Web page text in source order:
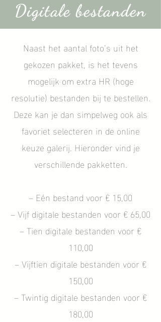
Digitale bestanden
Naast het aantal foto’s uit het
gekozen pakket, is het tevens
mogelijk om extra HR (hoge
resolutie) bestanden bij te bestellen.
Deze kan je dan simpelweg ook als
favoriet selecteren in de online
keuze galerij. Hieronder vind je
verschillende pakketten.
– Eén bestand voor € 15,00
– Vijf digitale bestanden voor € 65,00
– Tien digitale bestanden voor €
110,00
– Vijftien digitale bestanden voor €
150,00
– Twintig digitale bestanden voor €
180,00